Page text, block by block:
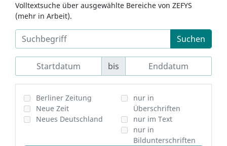
Volltextsuche über ausgewählte Bereiche von ZEFYS
(mehr in Arbeit).
Suchen
bis
Berliner Zeitung
Neue Zeit
Neues Deutschland
nur in
Überschriften
nur im Text
nur in
Bildunterschriften